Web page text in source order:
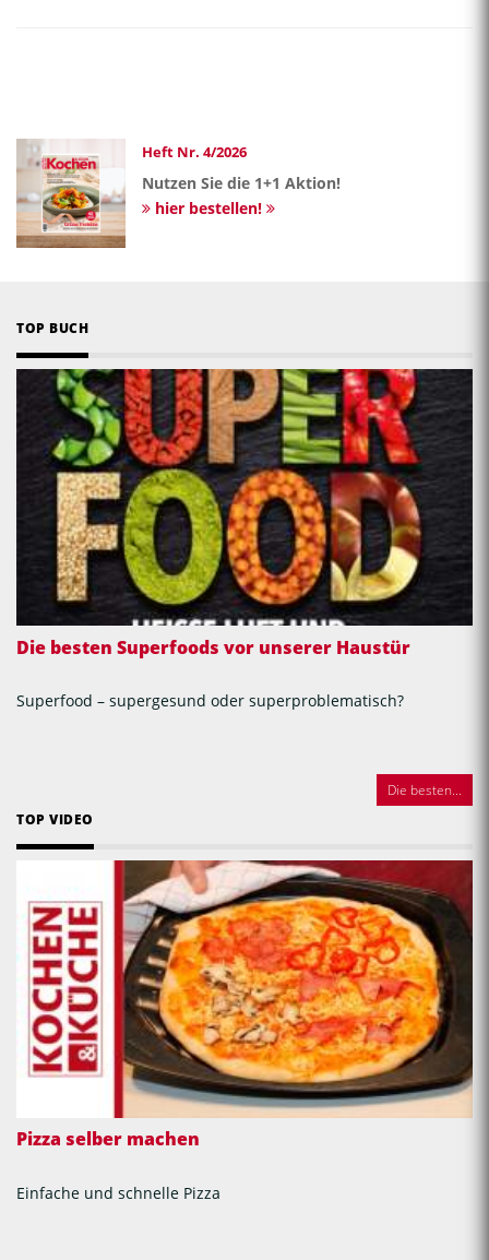
Heft Nr. 4/2026
Nutzen Sie die 1+1 Aktion!
hier bestellen!
TOP BUCH
Die besten Superfoods vor unserer Haustür
Superfood – supergesund oder superproblematisch?
Die besten...
TOP VIDEO
Pizza selber machen
Einfache und schnelle Pizza